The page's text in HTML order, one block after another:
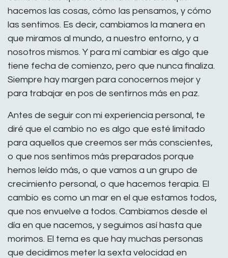
hacemos las cosas, cómo las pensamos, y cómo
las sentimos. Es decir, cambiamos la manera en
que miramos al mundo, a nuestro entorno, y a
nosotros mismos. Y para mí cambiar es algo que
tiene fecha de comienzo, pero que nunca finaliza.
Siempre hay margen para conocernos mejor y
para trabajar en pos de sentirnos más en paz.
Antes de seguir con mi experiencia personal, te
diré que el cambio no es algo que esté limitado
para aquellos que creemos ser más conscientes,
o que nos sentimos más preparados porque
hemos leído más, o que vamos a un grupo de
crecimiento personal, o que hacemos terapia. El
cambio es como un mar en el que estamos todos,
que nos envuelve a todos. Cambiamos desde el
día en que nacemos, y seguimos así hasta que
morimos. El tema es que hay muchas personas
que decidimos meter la sexta velocidad en